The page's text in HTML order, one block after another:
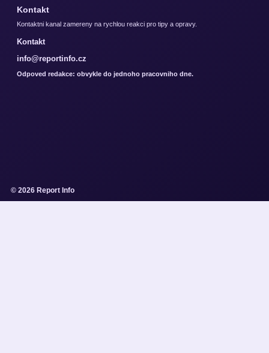
Kontakt
Kontaktni kanal zamereny na rychlou reakci pro tipy a opravy.
Kontakt
info@reportinfo.cz
Odpoved redakce: obvykle do jednoho pracovniho dne.
© 2026 Report Info